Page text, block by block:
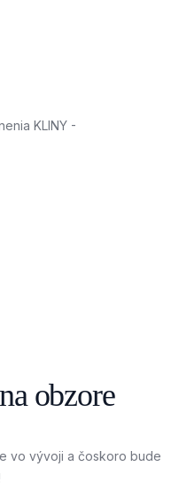
KLINY -
obzore
vo vývoji a čoskoro bude